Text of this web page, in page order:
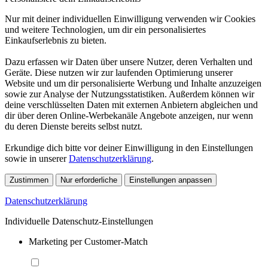
Nur mit deiner individuellen Einwilligung verwenden wir Cookies
und weitere Technologien, um dir ein personalisiertes
Einkaufserlebnis zu bieten.
Dazu erfassen wir Daten über unsere Nutzer, deren Verhalten und
Geräte. Diese nutzen wir zur laufenden Optimierung unserer
Website und um dir personalisierte Werbung und Inhalte anzuzeigen
sowie zur Analyse der Nutzungsstatistiken. Außerdem können wir
deine verschlüsselten Daten mit externen Anbietern abgleichen und
dir über deren Online-Werbekanäle Angebote anzeigen, nur wenn
du deren Dienste bereits selbst nutzt.
Erkundige dich bitte vor deiner Einwilligung in den Einstellungen
sowie in unsererDatenschutzerklärung.
Zustimmen Nur erforderliche Einstellungen anpassen
Datenschutzerklärung
Individuelle Datenschutz-Einstellungen
Marketing per Customer-Match